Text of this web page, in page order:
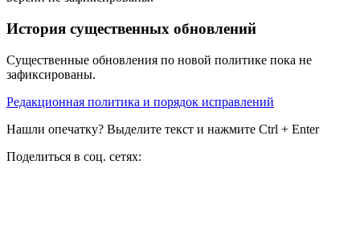
История существенных обновлений
Существенные обновления по новой политике пока не
зафиксированы.
Редакционная политика и порядок исправлений
Нашли опечатку? Выделите текст и нажмите Ctrl + Enter
Поделиться в соц. сетях: